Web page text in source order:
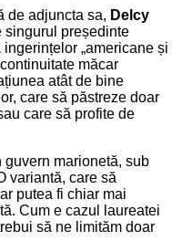
de adjuncta sa, Delcy
singurul președinte
„americane și
măcar
atât de bine
care să păstreze doar
care să profite de
guvern marionetă, sub
variantă, care să
putea fi chiar mai
Cum e cazul laureatei
să ne limităm doar